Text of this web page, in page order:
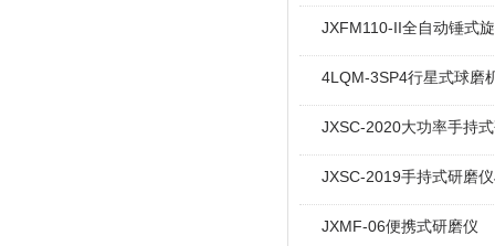
JXFM110-II全自动锤式
4LQM-3SP4行星式球磨
JXSC-2020大功率手持
JXSC-2019手持式研磨
JXMF-06便携式研磨仪